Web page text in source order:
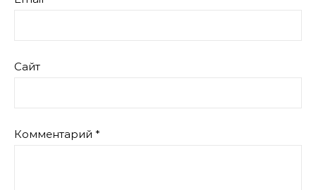
Сайт
Комментарий *